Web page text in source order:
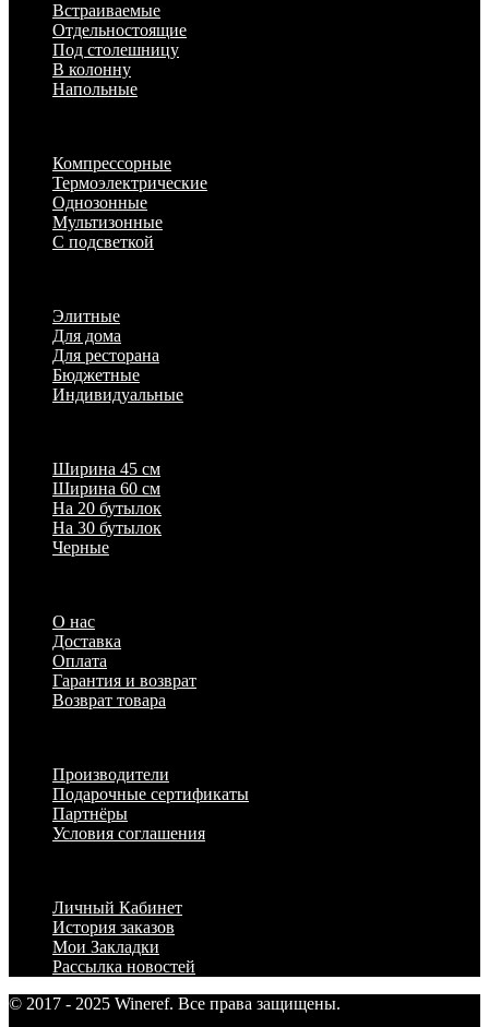
Встраиваемые
Отдельностоящие
Под столешницу
В колонну
Напольные
Компрессорные
Термоэлектрические
Однозонные
Мультизонные
С подсветкой
Элитные
Для дома
Для ресторана
Бюджетные
Индивидуальные
Ширина 45 см
Ширина 60 см
На 20 бутылок
На 30 бутылок
Черные
О нас
Доставка
Оплата
Гарантия и возврат
Возврат товара
Производители
Подарочные сертификаты
Партнёры
Условия соглашения
Личный Кабинет
История заказов
Мои Закладки
Рассылка новостей
© 2017 - 2025 Wineref. Все права защищены.